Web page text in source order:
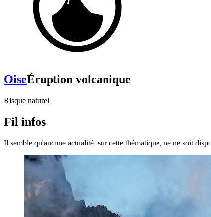
OiseÉruption volcanique
Risque naturel
Fil infos
Il semble qu'aucune actualité, sur cette thématique, ne ne soit